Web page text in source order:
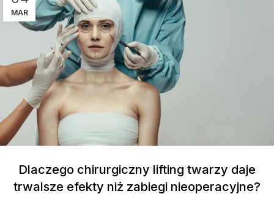
MAR
Dlaczego chirurgiczny lifting twarzy daje
trwalsze efekty niż zabiegi nieoperacyjne?